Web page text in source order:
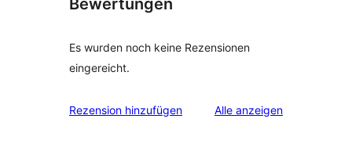
Bewertungen
Es wurden noch keine Rezensionen
eingereicht.
Rezension hinzufügen Alle Rezensionen
anzeigen